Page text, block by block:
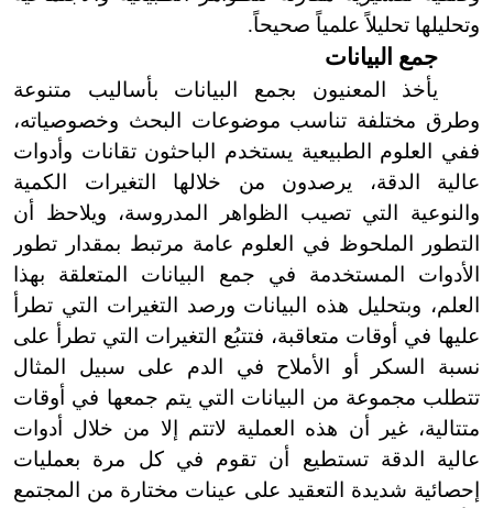
وتحليلها تحليلاً علمياً صحيحاً.
جمع البيانات
يأخذ المعنيون بجمع البيانات بأساليب متنوعة
وطرق مختلفة تناسب موضوعات البحث وخصوصياته،
ففي العلوم الطبيعية يستخدم الباحثون تقانات وأدوات
عالية الدقة، يرصدون من خلالها التغيرات الكمية
والنوعية التي تصيب الظواهر المدروسة، ويلاحظ أن
التطور الملحوظ في العلوم عامة مرتبط بمقدار تطور
الأدوات المستخدمة في جمع البيانات المتعلقة بهذا
العلم، وبتحليل هذه البيانات ورصد التغيرات التي تطرأ
عليها في أوقات متعاقبة، فتتبُع التغيرات التي تطرأ على
نسبة السكر أو الأملاح في الدم على سبيل المثال
تتطلب مجموعة من البيانات التي يتم جمعها في أوقات
متتالية، غير أن هذه العملية لاتتم إلا من خلال أدوات
عالية الدقة تستطيع أن تقوم في كل مرة بعمليات
إحصائية شديدة التعقيد على عينات مختارة من المجتمع